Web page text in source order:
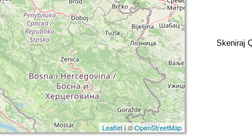
Leaflet | ©OpenStreetMap
Skeniraj